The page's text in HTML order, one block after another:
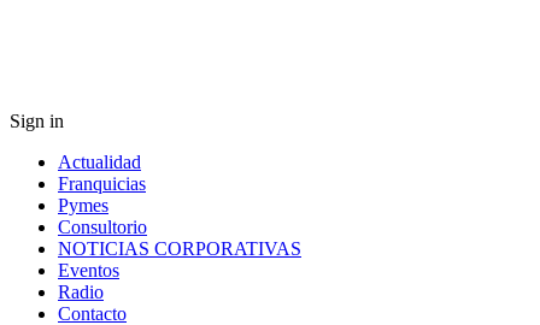
Sign in
Actualidad
Franquicias
Pymes
Consultorio
NOTICIAS CORPORATIVAS
Eventos
Radio
Contacto